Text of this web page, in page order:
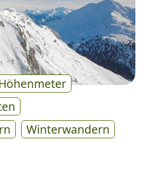
Winterwandern